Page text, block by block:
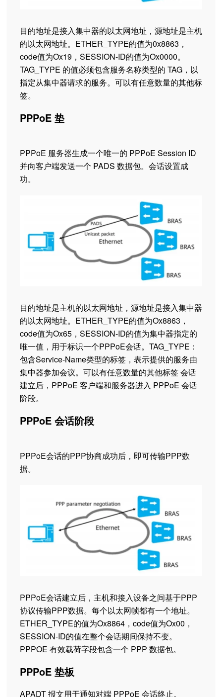
目的地址是接入集中器的以太网地址，源地址是主机
的以太网地址。ETHER_TYPE的值为0x8863，
code值为Ox19，SESSION-ID的值为Ox0000。
TAG_TYPE 的值必须包含服务名称类型的 TAG，以
指定从集中器请求的服务。可以有任意数量的其他标
签。
PPPoE 垫
PPPoE 服务器生成一个唯一的 PPPoE Session ID
并向客户端发送一个 PADS 数据包。会话设置成
功。
目的地址是主机的以太网地址，源地址是接入集中器
的以太网地址。ETHER_TYPE的值为Ox8863，
code值为Ox65，SESSION-ID的值为集中器指定的
唯一值，用于标识一个PPPoE会话。TAG_TYPE：
包含Service-Name类型的标签，表示提供的服务由
集中器参加会议。可以有任意数量的其他标签 会话
建立后，PPPoE 客户端和服务器进入 PPPoE 会话
阶段。
PPPoE 会话阶段
PPPoE会话的PPP协商成功后，即可传输PPP数
据。
PPPoE会话建立后，主机和接入设备之间基于PPP
协议传输PPP数据。每个以太网帧都有一个地址。
ETHER_TYPE的值为Ox8864，code值为Ox00，
SESSION-ID的值在整个会话期间保持不变。
PPPOE 有效载荷字段包含一个 PPP 数据包。
PPPoE 垫板
APADT 报文用于通知对端 PPPoE 会话终止。